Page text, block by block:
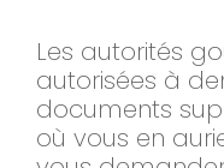
Les autorités
autorisées à
documents
où vous en